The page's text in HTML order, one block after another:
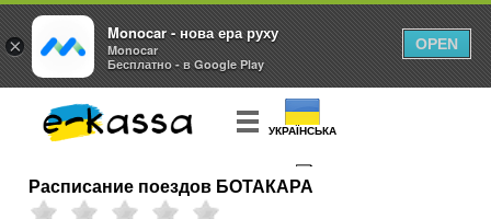
УКРАЇНСЬКА
КУПИТЬ
Расписание поездов БОТАКАРА
×
Monocar - нова ера руху
Monocar
Бесплатно - в Google Play
OPEN